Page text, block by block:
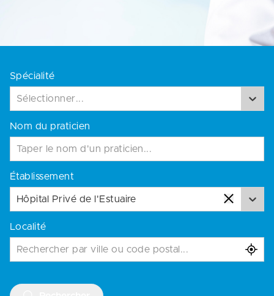
Spécialité
Sélectionner...
Nom du praticien
Établissement
Hôpital Privé de l'Estuaire
Localité
Rechercher par ville ou code postal...